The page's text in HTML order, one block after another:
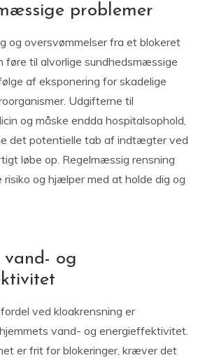
problemer
og oversvømmelser fra et blokeret
føre til alvorlige sundhedsmæssige
af eksponering for skadelige
Udgifterne til
og måske endda hospitalsophold,
det potentielle tab af indtægter ved
løbe op. Regelmæssig rensning
risiko og hjælper med at holde dig og
vand- og
ved kloakrensning er
vand- og energieffektivitet.
er frit for blokeringer, kræver det